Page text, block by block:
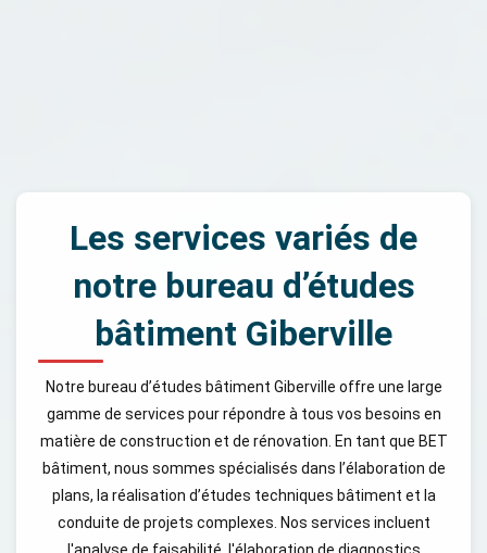
Les services variés de
notre bureau d’études
bâtiment Giberville
Notre bureau d’études bâtiment Giberville offre une large
gamme de services pour répondre à tous vos besoins en
matière de construction et de rénovation. En tant que BET
bâtiment, nous sommes spécialisés dans l’élaboration de
plans, la réalisation d’études techniques bâtiment et la
conduite de projets complexes. Nos services incluent